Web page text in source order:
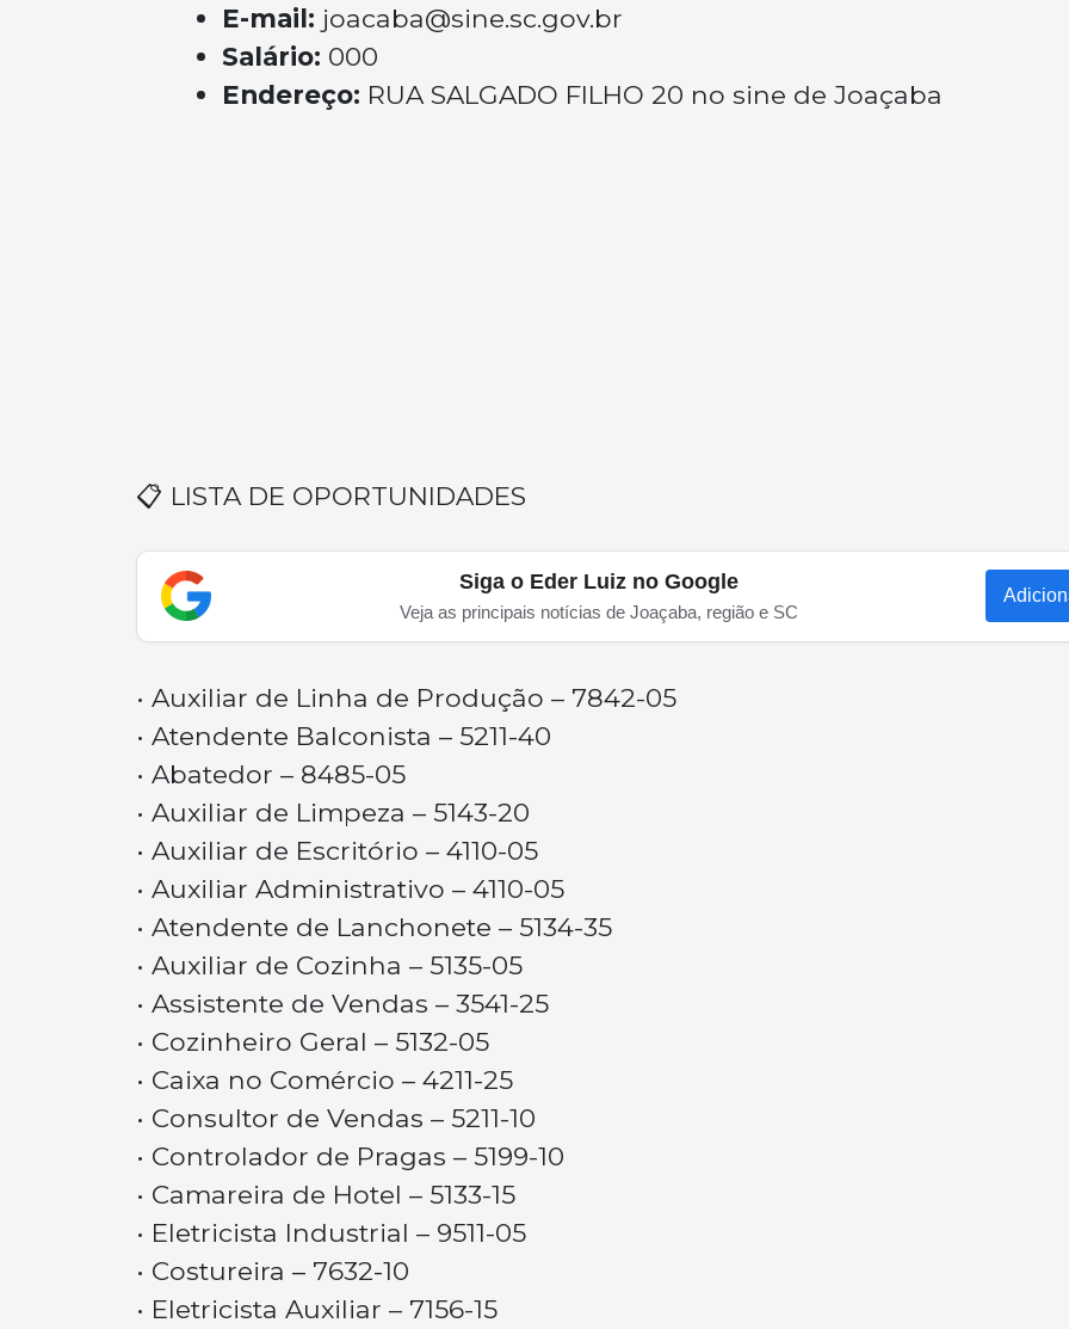
E-mail: joacaba@sine.sc.gov.br
Salário: 000
Endereço: RUA SALGADO FILHO 20 no sine de Joaçaba
📋 LISTA DE OPORTUNIDADES
Siga o Eder Luiz no Google
Veja as principais notícias de Joaçaba, região e SC
• Auxiliar de Linha de Produção – 7842-05
• Atendente Balconista – 5211-40
• Abatedor – 8485-05
• Auxiliar de Limpeza – 5143-20
• Auxiliar de Escritório – 4110-05
• Auxiliar Administrativo – 4110-05
• Atendente de Lanchonete – 5134-35
• Auxiliar de Cozinha – 5135-05
• Assistente de Vendas – 3541-25
• Cozinheiro Geral – 5132-05
• Caixa no Comércio – 4211-25
• Consultor de Vendas – 5211-10
• Controlador de Pragas – 5199-10
• Camareira de Hotel – 5133-15
• Eletricista Industrial – 9511-05
• Costureira – 7632-10
• Eletricista Auxiliar – 7156-15